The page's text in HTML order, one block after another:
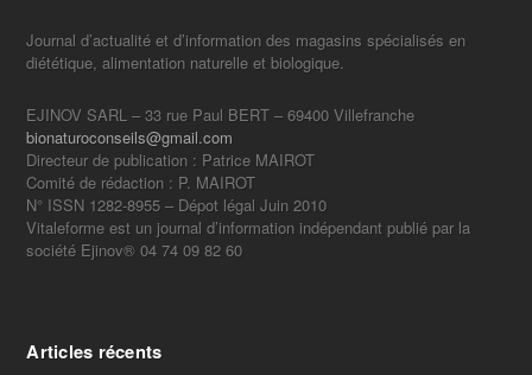
Journal d’actualité et d’information des magasins spécialisés en
diététique, alimentation naturelle et biologique.
EJINOV SARL – 33 rue Paul BERT – 69400 Villefranche
bionaturoconseils@gmail.com
Directeur de publication : Patrice MAIROT
Comité de rédaction : P. MAIROT
N° ISSN 1282-8955 – Dépot légal Juin 2010
Vitaleforme est un journal d’information indépendant publié par la
société Ejinov® 04 74 09 82 60
Articles récents